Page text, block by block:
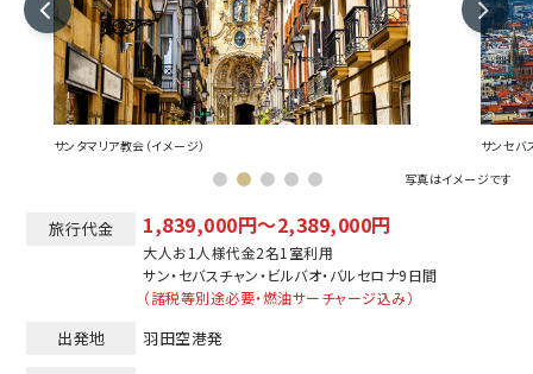
サンタマリア教会（イメージ）
サンセバ
写真はイメージです
旅行代金 1,839,000円～2,389,000円
大人お1人様代金2名1室利用
サン・セバスチャン ビルバオ バルセロナ9日間
（諸税等別途必要・燃油サーチャージ込み）
出発地
羽田空港発